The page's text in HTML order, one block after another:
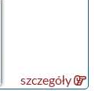
szczegóły